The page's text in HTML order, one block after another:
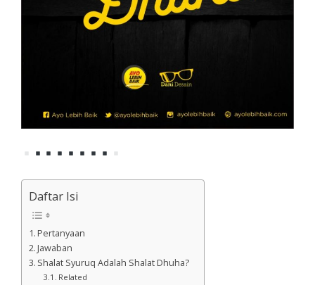
Daftar Isi
Pertanyaan
Jawaban
Shalat Syuruq Adalah Shalat Dhuha?
Related